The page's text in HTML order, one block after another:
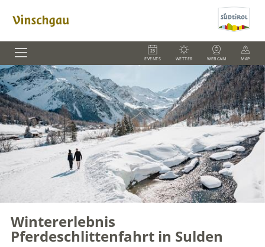
EVENTS WETTER WEBCAM MAP
Wintererlebnis
Pferdeschlittenfahrt in Sulden